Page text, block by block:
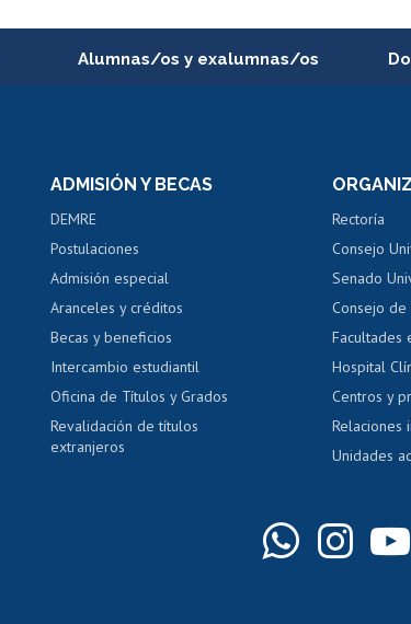
Alumnas/os y exalumnas/os
Servicio médico y dental
Pago de arancel y crédito alumnos
Pago de arancel y crédito exalumnos
Certificado de títulos y grados
Mi Uchile Ayuda tecnológica
ADMISIÓN Y BECAS
DEMRE
Postulaciones
Admisión especial
Aranceles y créditos
Becas y beneficios
Intercambio estudiantil
Oficina de Títulos y Grados
Revalidación de títulos
extranjeros
Rectoría
Consejo
Senado
Consejo de
Facultades
Hospital
Centros y
Relaciones
Unidades